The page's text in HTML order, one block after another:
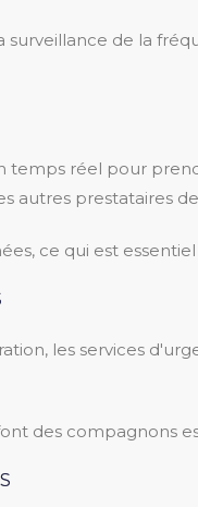
de la
temps réel pour
autres prestataires
ce qui est
les services
des compagnons